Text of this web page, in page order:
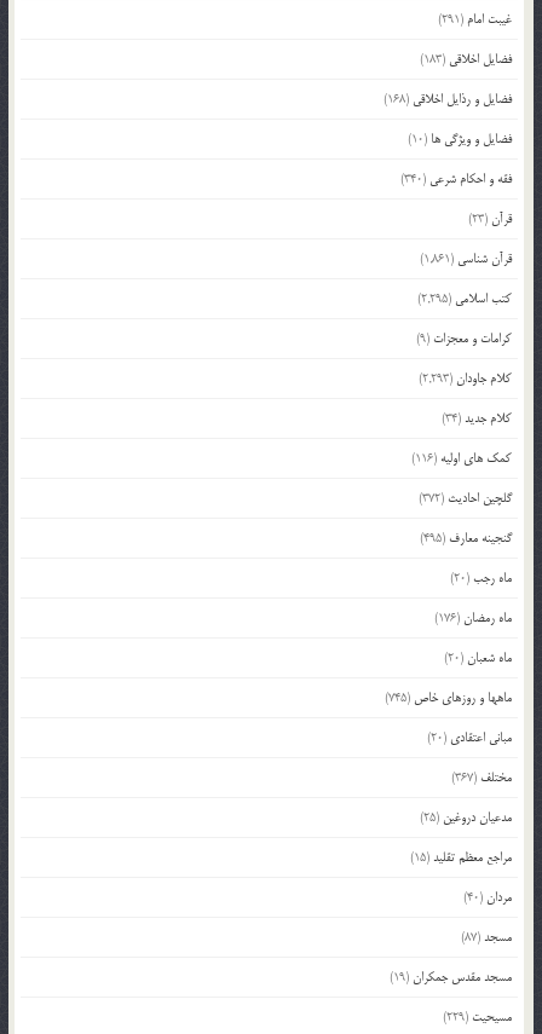
غیبت امام (291)
فضایل اخلاقی (183)
فضایل و رذایل اخلاقی (168)
فضایل و ویژگی ها (10)
فقه و احکام شرعی (340)
قرآن(23)
قرآن شناسی (1,861)
کتب اسلامی (2,295)
کرامات و معجزات (9)
کلام جاودان(2,293)
کلام جدید(34)
کمک های اولیه (116)
گلچین احادیث (372)
گنجینه معارف (495)
ماه رجب(20)
ماه رمضان(176)
ماه شعبان(20)
ماهها و روزهای خاص (745)
مبانی اعتقادی (20)
مختلف (367)
مدعیان دروغین (25)
مراجع معظم تقلید(15)
مردان(40)
مسجد(87)
مسجد مقدس جمکران(19)
مسیحیت (229)